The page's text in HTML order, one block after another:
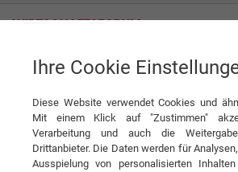
Geuß Werbung GmbH
Ihre Cookie
Diese Website verwendet Cookies und
Mit einem Klick auf "Zustimmen"
Verarbeitung und auch die
Drittanbieter. Die Daten werden für
Ausspielung von personalisierten